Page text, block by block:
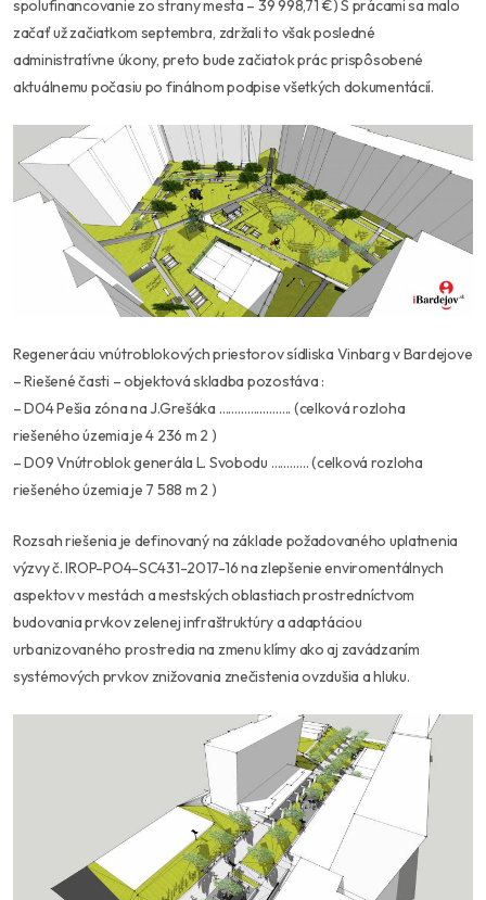
spolufinancovanie zo strany mesta – 39 998,71 €) S prácami sa malo
začať už začiatkom septembra, zdržali to však posledné
administratívne úkony, preto bude začiatok prác prispôsobené
aktuálnemu počasiu po finálnom podpise všetkých dokumentácií.
Regeneráciu vnútroblokových priestorov sídliska Vinbarg v Bardejove
– Riešené časti – objektová skladba pozostáva :
– D04 Pešia zóna na J.Grešáka ………………….. (celková rozloha
riešeného územia je 4 236 m 2 )
– D09 Vnútroblok generála L. Svobodu ………… (celková rozloha
riešeného územia je 7 588 m 2 )
Rozsah riešenia je definovaný na základe požadovaného uplatnenia
výzvy č. IROP-PO4-SC431-2017-16 na zlepšenie enviromentálnych
aspektov v mestách a mestských oblastiach prostredníctvom
budovania prvkov zelenej infraštruktúry a adaptáciou
urbanizovaného prostredia na zmenu klímy ako aj zavádzaním
systémových prvkov znižovania znečistenia ovzdušia a hluku.